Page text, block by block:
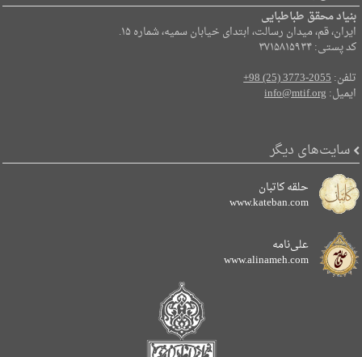
بنیاد محقق طباطبایی
ایران، قم، میدان رسالت، ابتدای خیابان سمیه، شماره ۱۵.
کد پستی: ۳۷۱۵۸۱۵۹۳۴
تلفن:+98 (25) 3773-2055
ایمیل:info@mtif.org
سایت‌های دیگر
حلقه کاتبان
www.kateban.com
علی‌نامه
www.alinameh.com